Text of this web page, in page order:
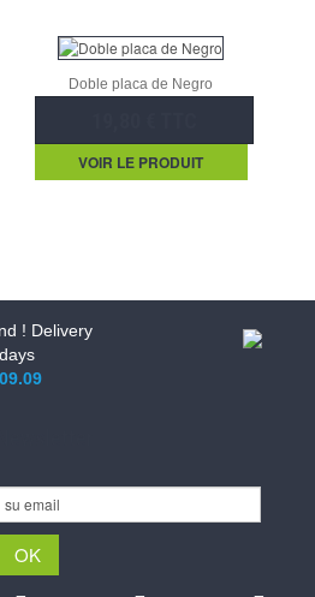
Doble placa de Negro
VOIR LE PRODUIT
! Delivery